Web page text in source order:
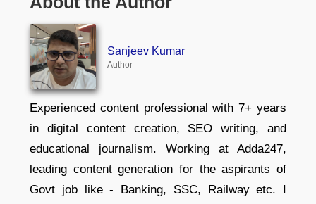
Sanjeev Kumar
Author
Experienced content professional with 7+ years
in digital content creation, SEO writing, and
educational journalism. Working at Adda247,
leading content generation for the aspirants of
Govt job like - Banking, SSC, Railway etc. I